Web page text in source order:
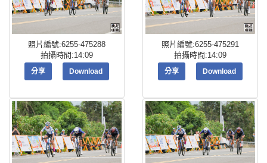
照片編號:6255-475288
拍攝時間:14:09
分享 Download
照片編號:6255-475291
拍攝時間:14:09
分享 Download